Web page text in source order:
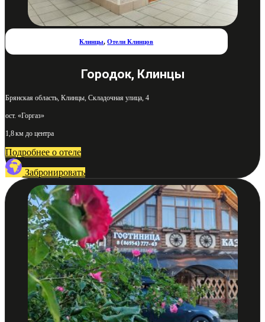
Клинцы,Отели Клинцов
Городок, Клинцы
Брянская область, Клинцы, Складочная улица, 4
ост. «Горгаз»
1,8 км до центра
Подробнее о отеле
Забронировать